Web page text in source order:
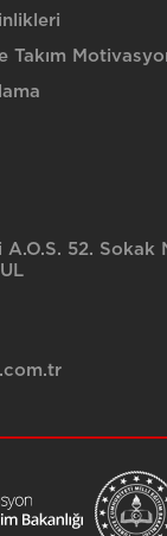
Takım
A.O.S. 52. Sokak